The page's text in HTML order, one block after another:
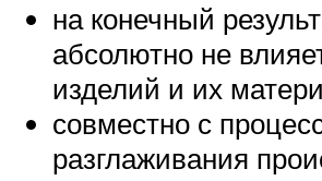
на конечный
абсолютно не
изделий и их
совместно с
разглаживания